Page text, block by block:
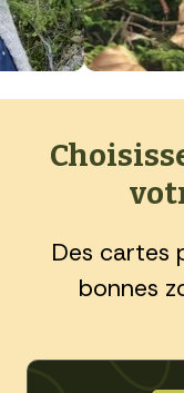
Des cartes
bonnes